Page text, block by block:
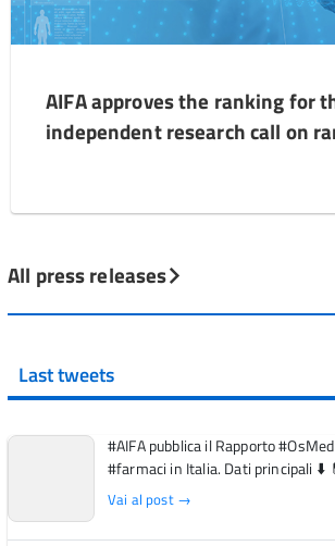
AIFA approves the ranking for
independent research call on
All press releases
Last tweets
#AIFA pubblica il Rapporto
#farmaci in Italia. Dati principali ⬇️
Vai al post →